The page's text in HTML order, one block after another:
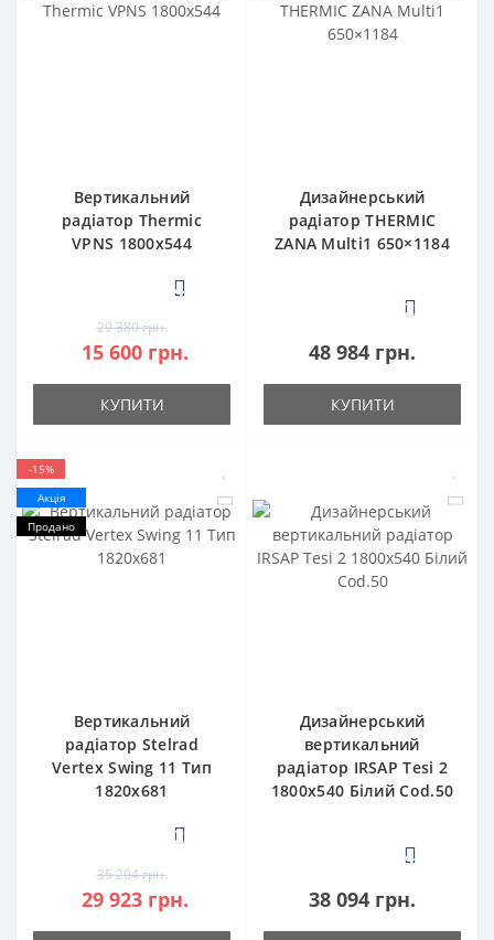
Вертикальний
радіатор Thermic
VPNS 1800x544
4
29 380 грн.
15 600 грн.
КУПИТИ
Дизайнерський
радіатор THERMIC
ZANA Multi1 650×1184
2
48 984 грн.
КУПИТИ
-15%
Акція
Продано
Вертикальний
радіатор Stelrad
Vertex Swing 11 Тип
1820x681
2
35 204 грн.
29 923 грн.
Дизайнерський
вертикальний
радіатор IRSAP Tesi 2
1800x540 Білий Cod.50
4
38 094 грн.